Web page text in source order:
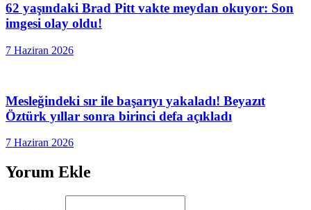
62 yaşındaki Brad Pitt vakte meydan okuyor: Son
imgesi olay oldu!
7 Haziran 2026
Mesleğindeki sır ile başarıyı yakaladı! Beyazıt
Öztürk yıllar sonra birinci defa açıkladı
7 Haziran 2026
Yorum Ekle